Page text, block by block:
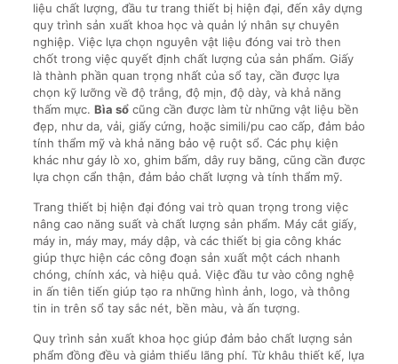
liệu chất lượng, đầu tư trang thiết bị hiện đại, đến xây dựng
quy trình sản xuất khoa học và quản lý nhân sự chuyên
nghiệp. Việc lựa chọn nguyên vật liệu đóng vai trò then
chốt trong việc quyết định chất lượng của sản phẩm. Giấy
là thành phần quan trọng nhất của sổ tay, cần được lựa
chọn kỹ lưỡng về độ trắng, độ mịn, độ dày, và khả năng
thấm mực. Bìa sổcũng cần được làm từ những vật liệu bền
đẹp, như da, vải, giấy cứng, hoặc simili/pu cao cấp, đảm bảo
tính thẩm mỹ và khả năng bảo vệ ruột sổ. Các phụ kiện
khác như gáy lò xo, ghim bấm, dây ruy băng, cũng cần được
lựa chọn cẩn thận, đảm bảo chất lượng và tính thẩm mỹ.
Trang thiết bị hiện đại đóng vai trò quan trọng trong việc
nâng cao năng suất và chất lượng sản phẩm. Máy cắt giấy,
máy in, máy may, máy dập, và các thiết bị gia công khác
giúp thực hiện các công đoạn sản xuất một cách nhanh
chóng, chính xác, và hiệu quả. Việc đầu tư vào công nghệ
in ấn tiên tiến giúp tạo ra những hình ảnh, logo, và thông
tin in trên sổ tay sắc nét, bền màu, và ấn tượng.
Quy trình sản xuất khoa học giúp đảm bảo chất lượng sản
phẩm đồng đều và giảm thiểu lãng phí. Từ khâu thiết kế, lựa